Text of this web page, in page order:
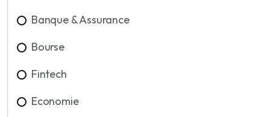
Banque & Assurance
Bourse
Fintech
Economie